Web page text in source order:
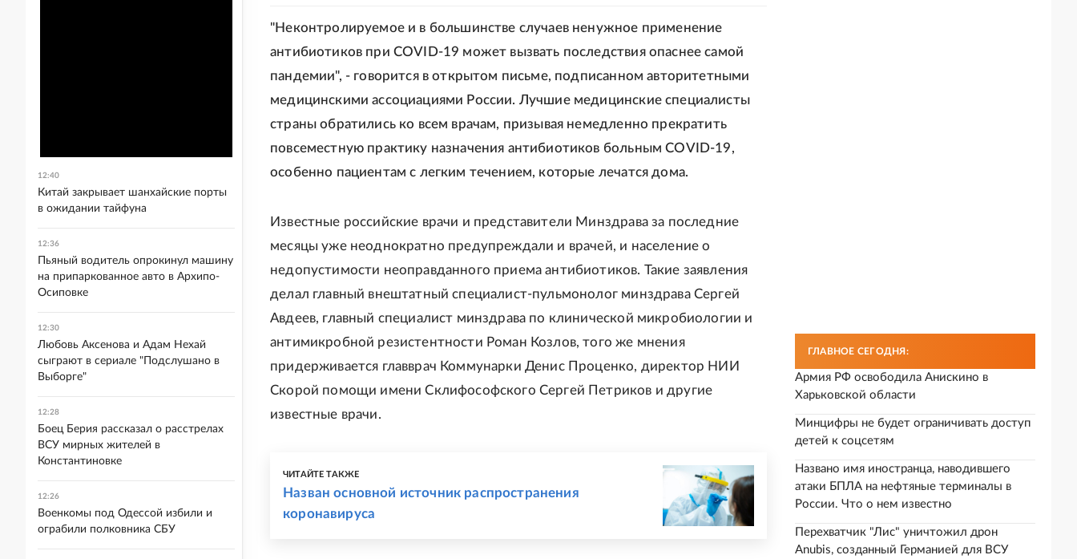
"Неконтролируемое и в большинстве случаев ненужное применение
антибиотиков при COVID-19 может вызвать последствия опаснее самой
пандемии", - говорится в открытом письме, подписанном авторитетными
медицинскими ассоциациями России. Лучшие медицинские специалисты
страны обратились ко всем врачам, призывая немедленно прекратить
повсеместную практику назначения антибиотиков больным COVID-19,
особенно пациентам с легким течением, которые лечатся дома.
Известные российские врачи и представители Минздрава за последние
месяцы уже неоднократно предупреждали и врачей, и население о
недопустимости неоправданного приема антибиотиков. Такие заявления
делал главный внештатный специалист-пульмонолог минздрава Сергей
Авдеев, главный специалист минздрава по клинической микробиологии и
антимикробной резистентности Роман Козлов, того же мнения
придерживается главврач Коммунарки Денис Проценко, директор НИИ
Скорой помощи имени Склифософского Сергей Петриков и другие
известные врачи.
ЧИТАЙТЕ ТАКЖЕ
Назван основной источник распространения
коронавируса
ГЛАВНОЕ СЕГОДНЯ:
Армия РФ освободила Анискино в
Харьковской области
Минцифры не будет ограничивать доступ
детей к соцсетям
Названо имя иностранца, наводившего
атаки БПЛА на нефтяные терминалы в
России. Что о нем известно
Перехватчик "Лис" уничтожил дрон
Anubis, созданный Германией для ВСУ
12:40
Китай закрывает шанхайские порты
в ожидании тайфуна
12:36
Пьяный водитель опрокинул машину
на припаркованное авто в Архипо-
Осиповке
12:30
Любовь Аксенова и Адам Нехай
сыграют в сериале "Подслушано в
Выборге"
12:28
Боец Берия рассказал о расстрелах
ВСУ мирных жителей в
Константиновке
12:26
Военкомы под Одессой избили и
ограбили полковника СБУ